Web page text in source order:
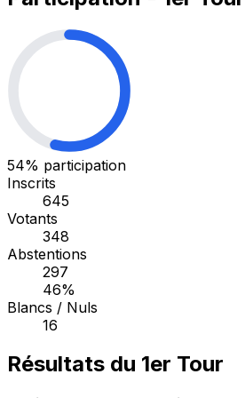
54% participation
Inscrits
645
Votants
348
Abstentions
297
46%
Blancs / Nuls
16
Résultats du 1er Tour